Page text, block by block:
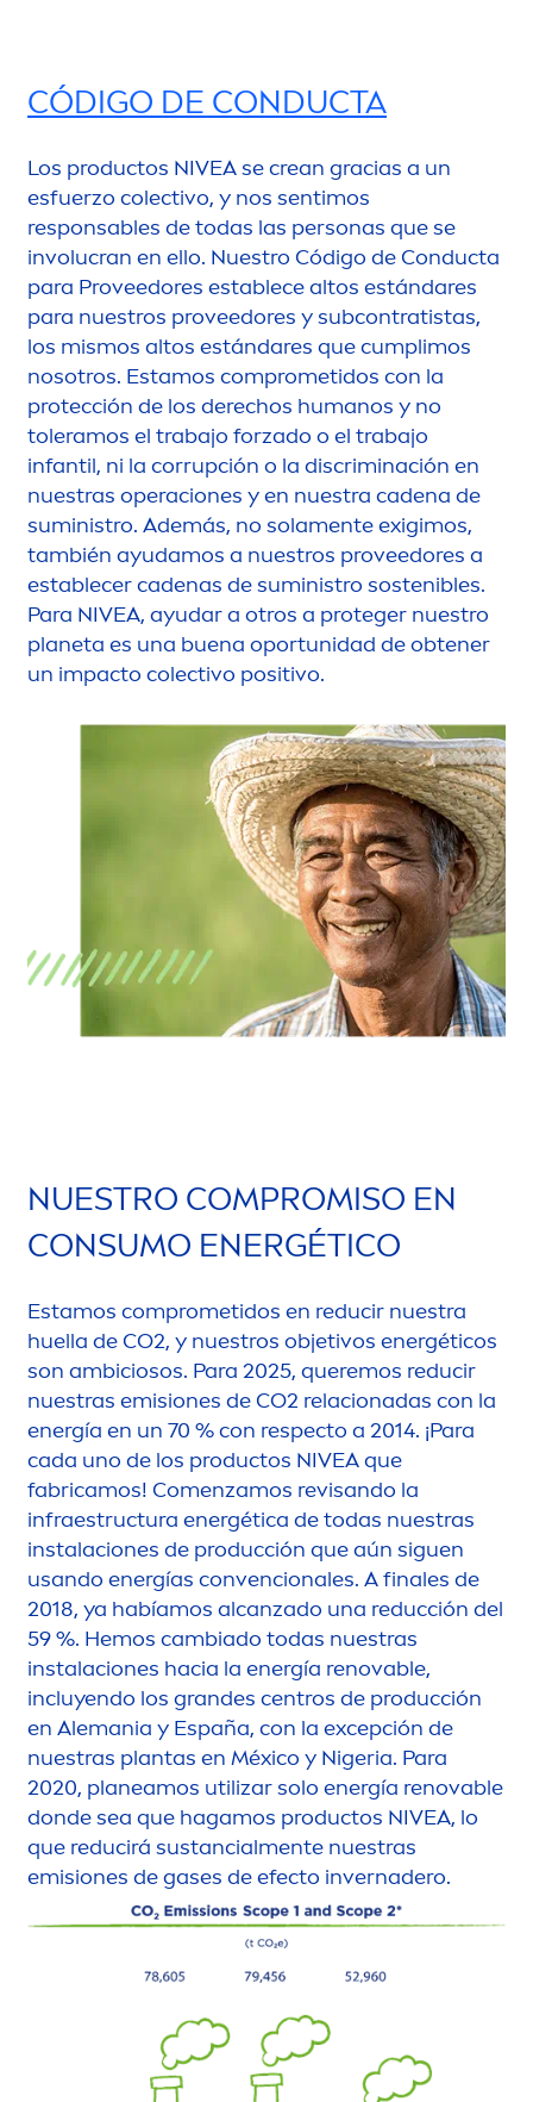
CÓDIGO DE CONDUCTA
Los productos NIVEAse crean gracias a un
esfuerzo colectivo, y nos sentimos
responsables de todas las personas que se
involucran en ello. Nuestro Código de Conducta
para Proveedores establece altos estándares
para nuestros proveedores y subcontratistas,
los mismos altos estándares que cumplimos
nosotros. Estamos comprometidos con la
protección de los derechos humanos y no
toleramos el trabajo forzado o el trabajo
infantil, ni la corrupción o la discriminación en
nuestras operaciones y en nuestra cadena de
suministro. Además, no solamente exigimos,
también ayudamos a nuestros proveedores a
establecer cadenas de suministro sostenibles.
Para NIVEA, ayudar a otros a proteger nuestro
planeta es una buena oportunidad de obtener
un impacto colectivo positivo.
NUESTRO COMPROMISO EN
CONSUMO ENERGÉTICO
Estamos comprometidos en reducir nuestra
huella de CO2, y nuestros objetivos energéticos
son ambiciosos. Para 2025, queremos reducir
nuestras emisiones de CO2 relacionadas con la
energía en un 70 % con respecto a 2014. ¡Para
cada uno de los productos NIVEAque
fabricamos! Comenzamos revisando la
infraestructura energética de todas nuestras
instalaciones de producción que aún siguen
usando energías convencionales. A finales de
2018, ya habíamos alcanzado una reducción del
59 %. Hemos cambiado todas nuestras
instalaciones hacia la energía renovable,
incluyendo los grandes centros de producción
en Alemania y España, con la excepción de
nuestras plantas en México y Nigeria. Para
2020, planeamos utilizar solo energía renovable
donde sea que hagamos productos NIVEA, lo
que reducirá sustancialmente nuestras
emisiones de gases de efecto invernadero.